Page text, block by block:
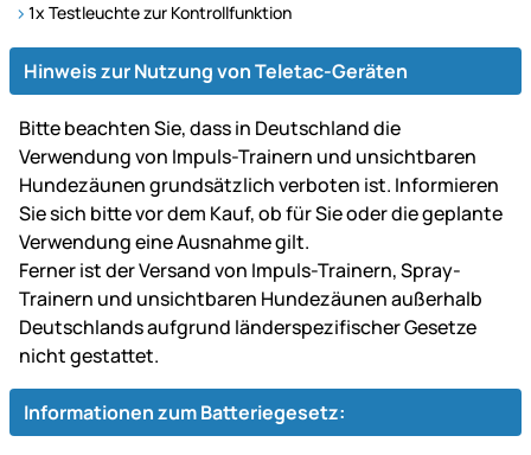
1x Testleuchte zur Kontrollfunktion
Hinweis zur Nutzung von Teletac-Geräten
Bitte beachten Sie, dass in Deutschland die
Verwendung von Impuls-Trainern und unsichtbaren
Hundezäunen grundsätzlich verboten ist. Informieren
Sie sich bitte vor dem Kauf, ob für Sie oder die geplante
Verwendung eine Ausnahme gilt.
Ferner ist der Versand von Impuls-Trainern, Spray-
Trainern und unsichtbaren Hundezäunen außerhalb
Deutschlands aufgrund länderspezifischer Gesetze
nicht gestattet.
Informationen zum Batteriegesetz: